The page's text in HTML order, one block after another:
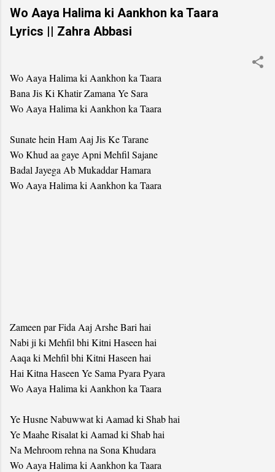
Wo Aaya Halima ki Aankhon ka Taara
Lyrics || Zahra Abbasi
Wo Aaya Halima ki Aankhon ka Taara
Bana Jis Ki Khatir Zamana Ye Sara
Wo Aaya Halima ki Aankhon ka Taara
Sunate hein Ham Aaj Jis Ke Tarane
Wo Khud aa gaye Apni Mehfil Sajane
Badal Jayega Ab Mukaddar Hamara
Wo Aaya Halima ki Aankhon ka Taara
Zameen par Fida Aaj Arshe Bari hai
Nabi ji ki Mehfil bhi Kitni Haseen hai
Aaqa ki Mehfil bhi Kitni Haseen hai
Hai Kitna Haseen Ye Sama Pyara Pyara
Wo Aaya Halima ki Aankhon ka Taara
Ye Husne Nabuwwat ki Aamad ki Shab hai
Ye Maahe Risalat ki Aamad ki Shab hai
Na Mehroom rehna na Sona Khudara
Wo Aaya Halima ki Aankhon ka Taara